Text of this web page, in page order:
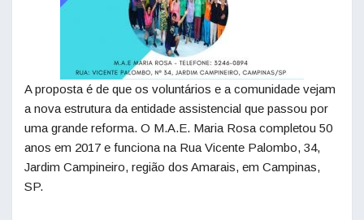
A proposta é de que os voluntários e a comunidade vejam
a nova estrutura da entidade assistencial que passou por
uma grande reforma. O M.A.E. Maria Rosa completou 50
anos em 2017 e funciona na Rua Vicente Palombo, 34,
Jardim Campineiro, região dos Amarais, em Campinas,
SP.